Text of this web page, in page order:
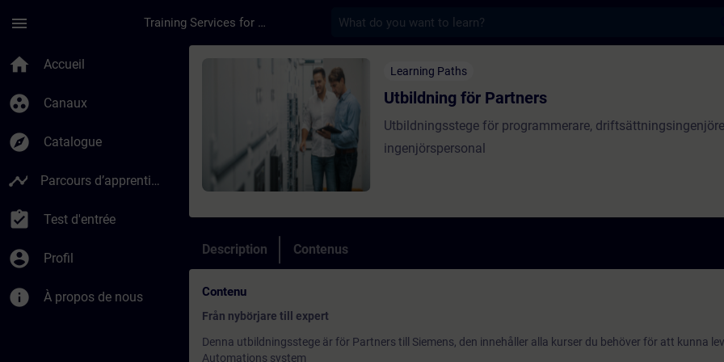
menu Training Services for Digital Industries
home Accueil
group_work Canaux
explore Catalogue
timeline Parcours d’apprentissage
assignment_turned_in Test d'entrée
account_circle Profil
info À propos de nous
Cours - Utbildning för Partners - Entraînement - Formation -
Learning Paths
Utbildning för Partners
Utbildningsstege för programmerare,
ingenjörspersonal
Description Contenus
Contenu
Från nybörjare till expert
Denna utbildningsstege är för Partners till Siemens, den innehåller alla kurser du behöver för att kunna
Automations system